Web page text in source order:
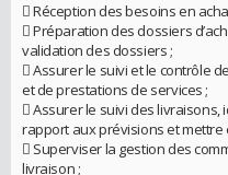
 Réception des besoins en
 Préparation des dossiers
validation des dossiers ;
 Assurer le suivi et le contrôle
et de prestations de services ;
 Assurer le suivi des
rapport aux prévisions et mettre
 Superviser la gestion des
livraison ;